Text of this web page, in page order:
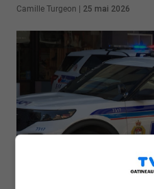
Camille Turgeon 25 mai 2026